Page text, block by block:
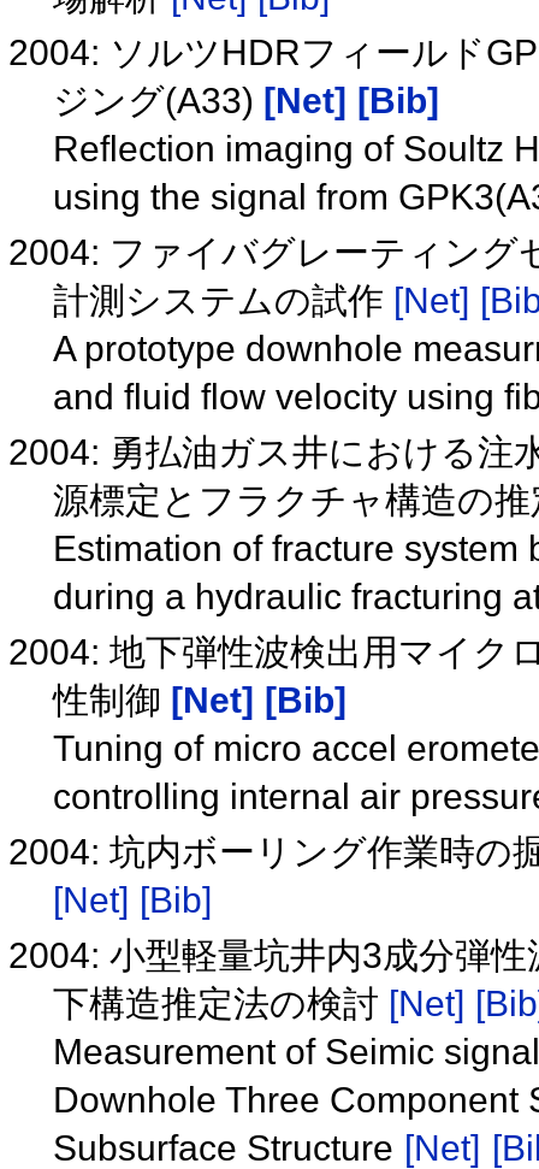
2004: ソルツHDRフィールド
ジング(A33) [Net] [Bib]
Reflection imaging of Soultz
using the signal from
2004: ファイバグレーティング
計測システムの試作 [Net]
A prototype downhole
and fluid flow velocity using
2004: 勇払油ガス井における注
源標定とフラクチャ構造の
Estimation of fracture system
during a hydraulic fracturing
2004: 地下弾性波検出用マイク
性制御 [Net] [Bib]
Tuning of micro accel
controlling internal air
2004: 坑内ボーリング作業時の
[Net] [Bib]
2004: 小型軽量坑井内3成分弾
下構造推定法の検討 [Net]
Measurement of Seimic
Downhole Three Component
Subsurface Structure [Net]